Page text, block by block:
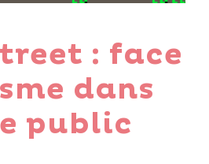
: face
dans
public